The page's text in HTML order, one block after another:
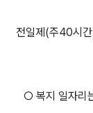
전일제(주40시
○ 복지 일자리